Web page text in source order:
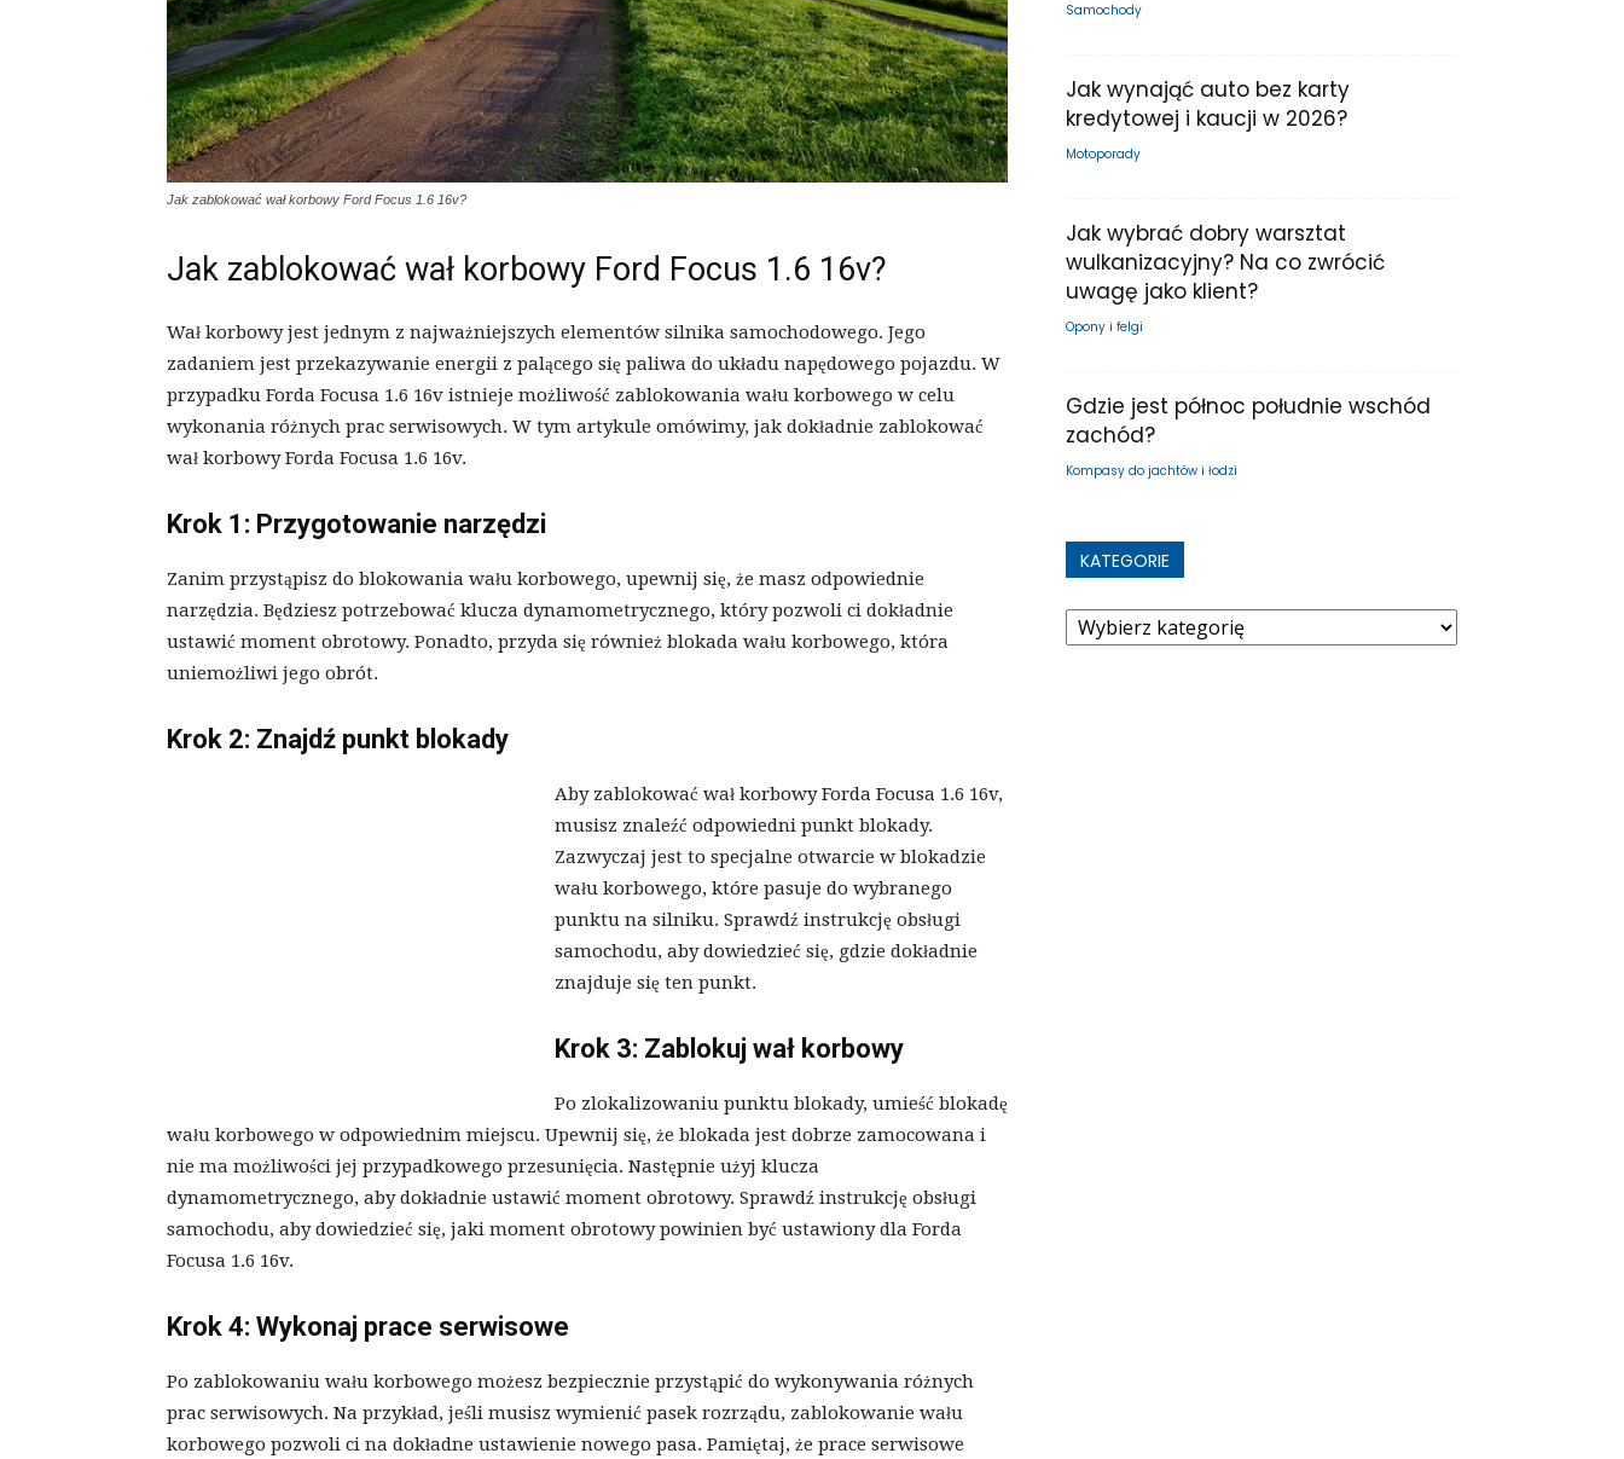
Jak zablokować wał korbowy Ford Focus 1.6 16v?
Jak zablokować wał korbowy Ford Focus 1.6 16v?
Wał korbowy jest jednym z najważniejszych elementów silnika samochodowego. Jego
zadaniem jest przekazywanie energii z palącego się paliwa do układu napędowego pojazdu. W
przypadku Forda Focusa 1.6 16v istnieje możliwość zablokowania wału korbowego w celu
wykonania różnych prac serwisowych. W tym artykule omówimy, jak dokładnie zablokować
wał korbowy Forda Focusa 1.6 16v.
Krok 1: Przygotowanie narzędzi
Zanim przystąpisz do blokowania wału korbowego, upewnij się, że masz odpowiednie
narzędzia. Będziesz potrzebować klucza dynamometrycznego, który pozwoli ci dokładnie
ustawić moment obrotowy. Ponadto, przyda się również blokada wału korbowego, która
uniemożliwi jego obrót.
Krok 2: Znajdź punkt blokady
Aby zablokować wał korbowy Forda Focusa 1.6 16v,
musisz znaleźć odpowiedni punkt blokady.
Zazwyczaj jest to specjalne otwarcie w blokadzie
wału korbowego, które pasuje do wybranego
punktu na silniku. Sprawdź instrukcję obsługi
samochodu, aby dowiedzieć się, gdzie dokładnie
znajduje się ten punkt.
Krok 3: Zablokuj wał korbowy
Po zlokalizowaniu punktu blokady, umieść blokadę
wału korbowego w odpowiednim miejscu. Upewnij się, że blokada jest dobrze zamocowana i
nie ma możliwości jej przypadkowego przesunięcia. Następnie użyj klucza
dynamometrycznego, aby dokładnie ustawić moment obrotowy. Sprawdź instrukcję obsługi
samochodu, aby dowiedzieć się, jaki moment obrotowy powinien być ustawiony dla Forda
Focusa 1.6 16v.
Krok 4: Wykonaj prace serwisowe
Po zablokowaniu wału korbowego możesz bezpiecznie przystąpić do wykonywania różnych
prac serwisowych. Na przykład, jeśli musisz wymienić pasek rozrządu, zablokowanie wału
korbowego pozwoli ci na dokładne ustawienie nowego pasa. Pamiętaj, że prace serwisowe
Samochody
Jak wynająć auto bez karty
kredytowej i kaucji w 2026?
Motoporady
Jak wybrać dobry warsztat
wulkanizacyjny? Na co zwrócić
uwagę jako klient?
Opony i felgi
Gdzie jest północ południe wschód
zachód?
Kompasy do jachtów i łodzi
KATEGORIE
Kategorie